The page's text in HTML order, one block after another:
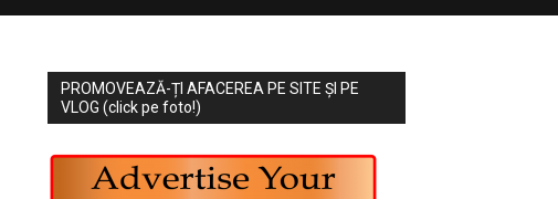
PROMOVEAZĂ-ȚI AFACEREA PE SITE ȘI PE
VLOG (click pe foto!)